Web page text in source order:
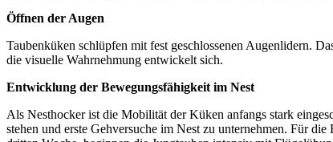
Öffnen der Augen
Taubenküken schlüpfen mit fest geschlossenen Augenlidern.
die visuelle Wahrnehmung entwickelt sich.
Entwicklung der Bewegungsfähigkeit im Nest
Als Nesthocker ist die Mobilität der Küken anfangs stark
stehen und erste Gehversuche im Nest zu unternehmen. Für